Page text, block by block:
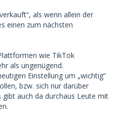
als wenn allein der
einen zum nächsten
wie TikTok
als ungenügend.
Einstellung um „wichtig“
bzw. sich nur darüber
auch da durchaus Leute mit